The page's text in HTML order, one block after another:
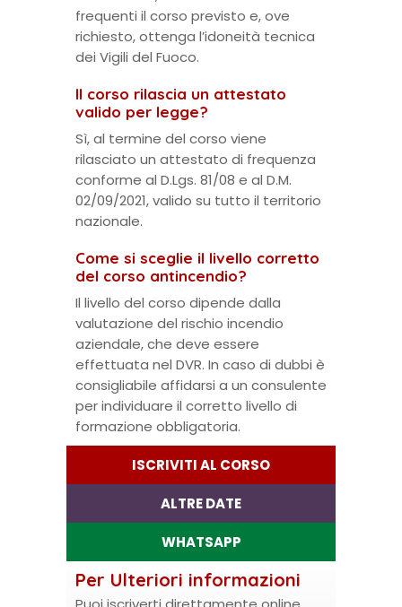
frequenti il corso previsto e, ove
richiesto, ottenga l’idoneità tecnica
dei Vigili del Fuoco.
Il corso rilascia un attestato
valido per legge?
Sì, al termine del corso viene
rilasciato un attestato di frequenza
conforme al D.Lgs. 81/08 e al D.M.
02/09/2021, valido su tutto il territorio
nazionale.
Come si sceglie il livello corretto
del corso antincendio?
Il livello del corso dipende dalla
valutazione del rischio incendio
aziendale, che deve essere
effettuata nel DVR. In caso di dubbi è
consigliabile affidarsi a un consulente
per individuare il corretto livello di
formazione obbligatoria.
ISCRIVITI AL CORSO
ALTRE DATE
WHATSAPP
Per Ulteriori informazioni